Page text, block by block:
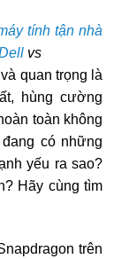
tính tận nhà
vs
quan trọng là
hùng cường
toàn không
có những
yếu ra sao?
Hãy cùng tìm
trên